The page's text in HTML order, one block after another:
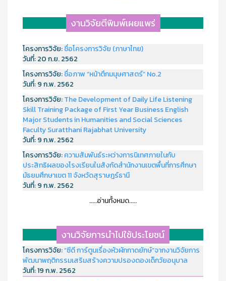
งานวิจัยตีพิมพ์เผยแพร่
โครงการวิจัย:ชื่อโครงการวิจัย (ภาษาไทย)
วันที่:20 ก.ย. 2562
โครงการวิจัย:ชื่อภาพ “หน้าตึกมนุษศาสตร์” No.2
วันที่:9 ก.พ. 2562
โครงการวิจัย:The Development of Daily Life Listening
Skill Training Package of First Year Business English
Major Students in Humanities and Social Sciences
Faculty Suratthani Rajabhat University
วันที่:9 ก.พ. 2562
โครงการวิจัย:ความสัมพันธ์ระหว่างการนิเทศภายในกับ
ประสิทธิผลของโรงเรียนในสังกัดสำนักงานเขตพื้นที่การศึกษา
มัธยมศึกษาเขต 11 จังหวัดสุราษฎร์ธานี
วันที่:9 ก.พ. 2562
.....อ่านทั้งหมด.....
งานวิจัยการนำไปใช้ประโยชน์
โครงการวิจัย:“ซีดี การ์ตูนเรื่องหัวผักกาดยักษ์”จากงานวิจัยการ
พัฒนาพฤติกรรมเสริมสร้างความปรองดองเด็กวัยอนุบาล
วันที่:19 ก.พ. 2562